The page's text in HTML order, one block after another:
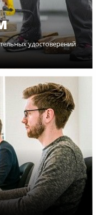
удостоверений